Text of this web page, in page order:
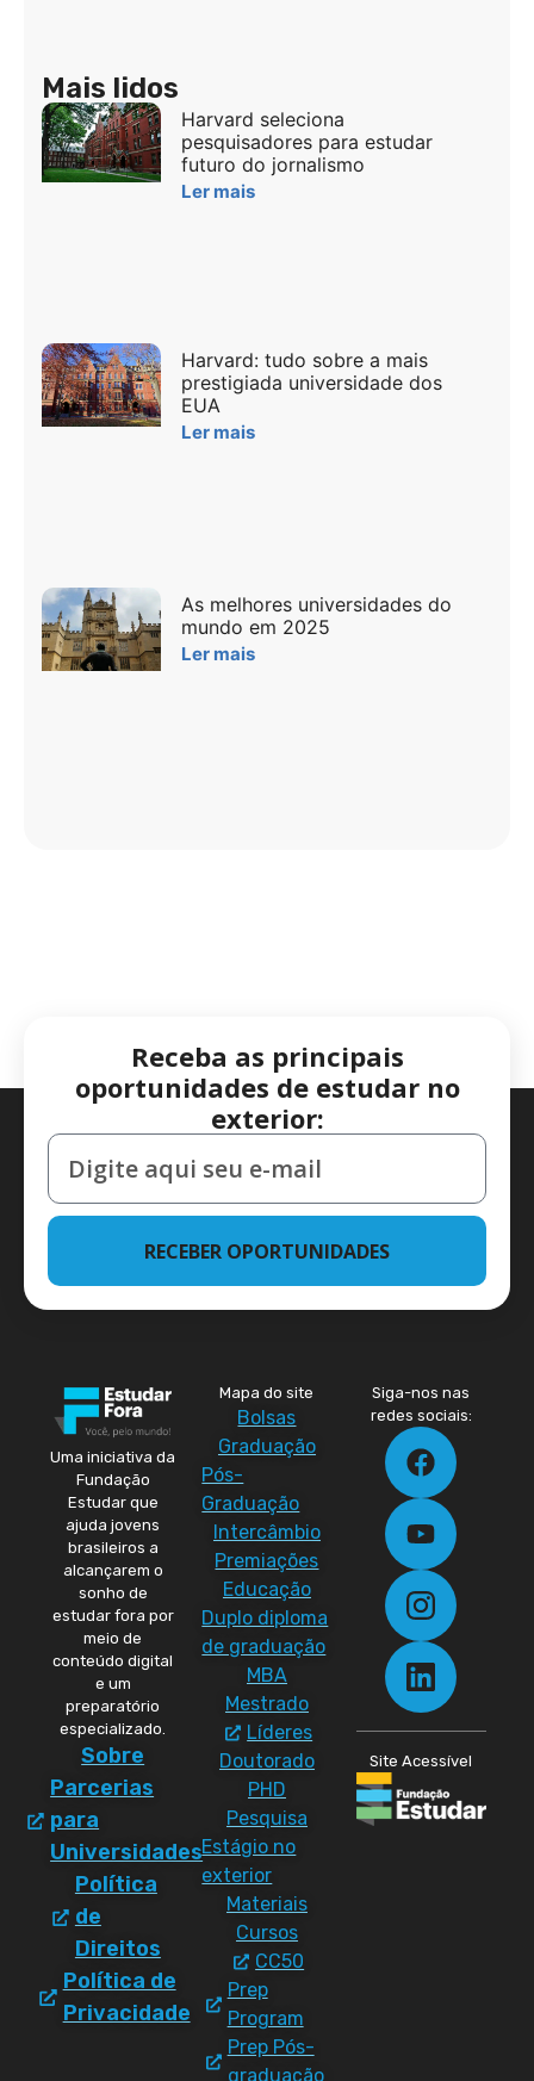
Mais lidos
Harvard seleciona
pesquisadores para estudar
futuro do jornalismo
Ler mais
Harvard: tudo sobre a mais
prestigiada universidade dos
EUA
Ler mais
As melhores universidades do
mundo em 2025
Ler mais
Receba as principais
oportunidades de estudar no
exterior:
RECEBER OPORTUNIDADES
Uma iniciativa da
Fundação
Estudar que
ajuda jovens
brasileiros a
alcançarem o
sonho de
estudar fora por
meio de
conteúdo digital
e um
preparatório
especializado.
Sobre
Parcerias
para
Universidades
Política
de
Direitos
Política de
Privacidade
Mapa do site
Bolsas
Graduação
Pós-
Graduação
Intercâmbio
Premiações
Educação
Duplo diploma
de graduação
MBA
Mestrado
Líderes
Doutorado
PHD
Pesquisa
Estágio no
exterior
Materiais
Cursos
CC50
Prep
Program
Prep Pós-
graduação
Siga-nos nas
redes sociais:
Site Acessível